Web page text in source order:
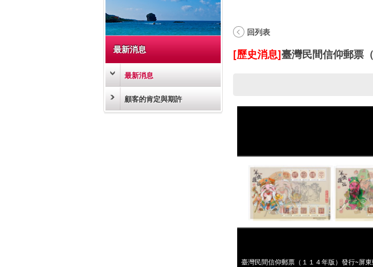
最新消息
最新消息
顧客的肯定與期許
回列表
[歷史消息]臺灣民間信仰郵票
臺灣民間信仰郵票（１１４年版）發行~屏
臺灣民間信仰郵票（１１４年版）發行~屏